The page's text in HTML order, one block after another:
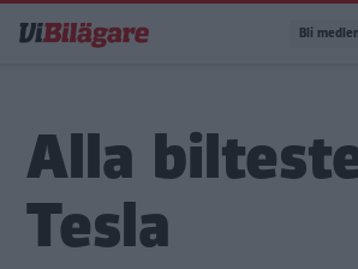
till
Bli
Alla
Tesla